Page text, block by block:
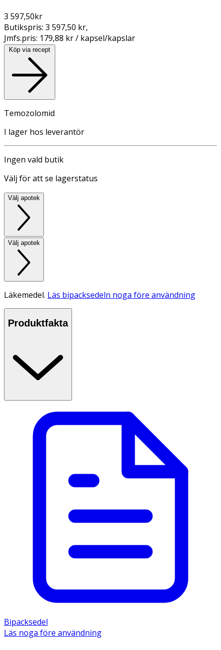
3 597,50kr
Butikspris: 3 597,50 kr,
Jmfs.pris: 179,88 kr / kapsel/kapslar
Köp via recept
Temozolomid
I lager hos leverantör
Ingen vald butik
Välj för att se lagerstatus
Välj apotek
Välj apotek
Läkemedel. Läs bipacksedeln noga före användning
Produktfakta
Bipacksedel
Läs noga före användning